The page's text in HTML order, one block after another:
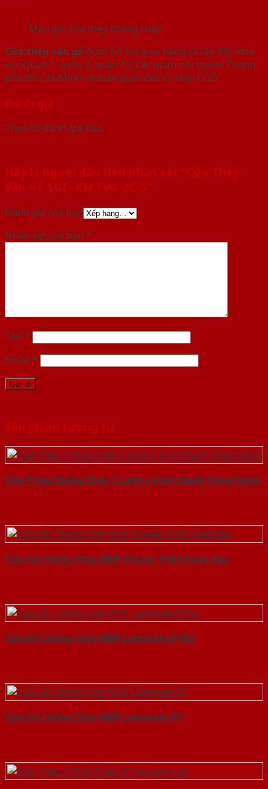
Mẫu góc cửa thép chống cháy
Cửa thép vân gỗ được hỗ trợ giao hàng và lắp đặt khu
vực Quận 1, quận 2, quận 12, Các quận nội thành Thành
phố Hồ Chí Minh và toàn quốc đều có ship COD.
Đánh giá
Chưa có đánh giá nào.
Hãy là người đầu tiên nhận xét “Cửa Thép
Vân Gỗ SGD-KM.TVG-2C-5”
Đánh giá của bạn
Nhận xét của bạn *
Tên *
Email *
Sản phẩm tương tự
Cửa Thép Chống Cháy 1 canh o kinh thanh thoat hiem
Cửa Gỗ Chống Cháy MDF Veneer P1R2 Xoan dao
Cửa Gỗ Chống Cháy MDF Laminate P1R2
Cửa Gỗ Chống Cháy MDF Laminate P1